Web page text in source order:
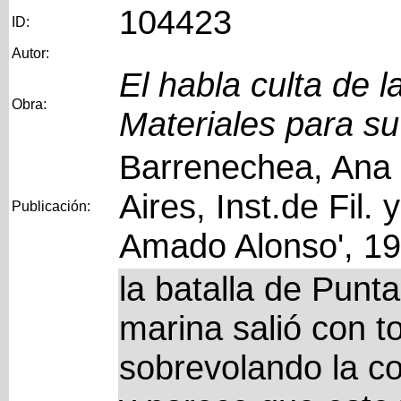
ID: 104423
Autor:
Obra:
El habla culta de
Materiales para
Publicación:
Barrenechea,
Aires, Inst.de Fil.
Amado Alonso',
la batalla de
marina salió con
sobrevolando la